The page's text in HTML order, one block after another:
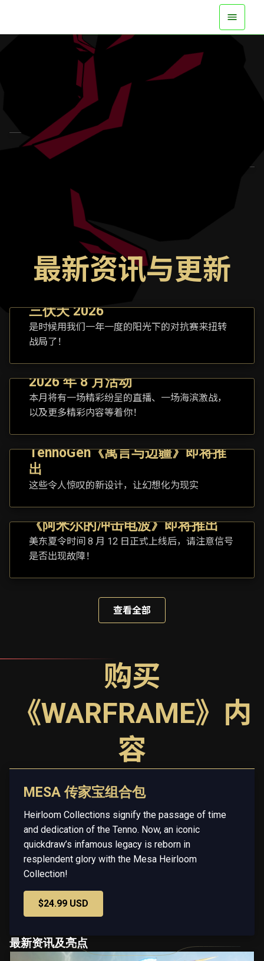
最新资讯与更新
三伏天 2026
是时候用我们一年一度的阳光下的对抗赛来扭转
战局了！
2026 年 8 月活动
本月将有一场精彩纷呈的直播、一场海滨激战，
以及更多精彩内容等着你！
TennoGen《寓言与边疆》即将推
出
这些令人惊叹的新设计，让幻想化为现实
《阿米尔的冲击电波》即将推出
美东夏令时间 8 月 12 日正式上线后，请注意信号
是否出现故障！
查看全部
购买
《WARFRAME》内
容
MESA 传家宝组合包
Heirloom Collections signify the passage of time
and dedication of the Tenno. Now, an iconic
quickdraw’s infamous legacy is reborn in
resplendent glory with the Mesa Heirloom
Collection!
$24.99 USD
最新资讯及亮点